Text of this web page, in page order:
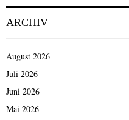
ARCHIV
August 2026
Juli 2026
Juni 2026
Mai 2026